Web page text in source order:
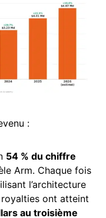
:
54 % du chiffre
Arm. Chaque fois
l’architecture
royalties ont atteint
au troisième